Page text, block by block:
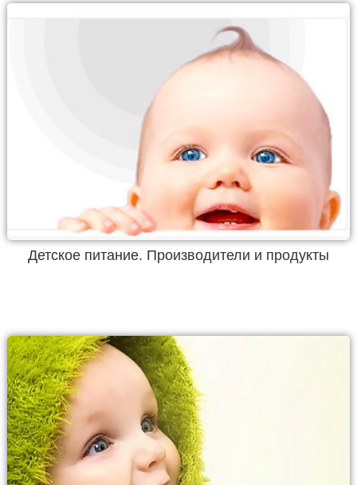
Детское питание. Производители и продукты